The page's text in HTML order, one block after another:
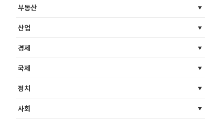
부동산
산업
경제
국제
정치
사회